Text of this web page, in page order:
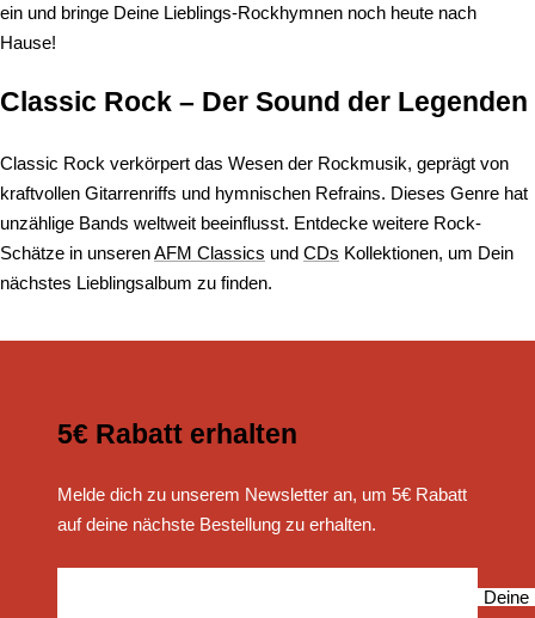
ein und bringe Deine Lieblings-Rockhymnen noch heute nach
Hause!
Classic Rock – Der Sound der Legenden
Classic Rock verkörpert das Wesen der Rockmusik, geprägt von
kraftvollen Gitarrenriffs und hymnischen Refrains. Dieses Genre hat
unzählige Bands weltweit beeinflusst. Entdecke weitere Rock-
Schätze in unserenAFM Classics und CDs Kollektionen, um Dein
nächstes Lieblingsalbum zu finden.
5€ Rabatt erhalten
Melde dich zu unserem Newsletter an, um 5€ Rabatt
auf deine nächste Bestellung zu erhalten.
Deine